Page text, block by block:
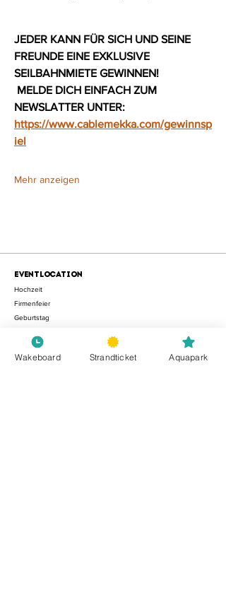
JEDER KANN FÜR SICH UND SEINE
FREUNDE EINE EXKLUSIVE
SEILBAHNMIETE GEWINNEN!
NEWSLATTER UNTER:
https://www.cablemekka.com/gewinnsp
iel
Mehr anzeigen
Eventlocation
Hochzeit
Firmenfeier
Geburtstag
Jugendweihe
Wakeboard Strandticket Aquapark